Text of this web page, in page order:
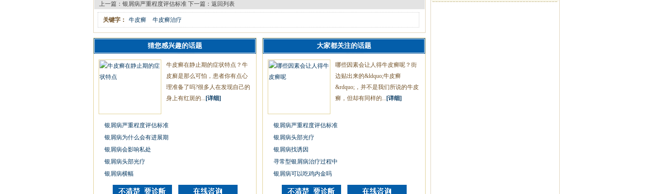
上一篇： 银屑病严重程度评估标准 下一篇： 返回列表
关键字： 牛皮癣 牛皮癣治疗
猜您感兴趣的话题
牛皮癣在静止期的症状特点？牛
皮廯是那么可怕，患者你有点心
理准备了吗?很多人在发现自己的
身上有红斑的... [详细]
银屑病严重程度评估标准
银屑病为什么会有进展期
银屑病会影响私处
银屑病头部光疗
银屑病横幅
大家都关注的话题
哪些因素会让人得牛皮癣呢？街
边贴出来的&ldquo;牛皮癣
&rdquo;，并不是我们所说的牛皮
癣，但却有同样的... [详细]
银屑病严重程度评估标准
银屑病头部光疗
银屑病找诱因
寻常型银屑病治疗过程中
银屑病可以吃鸡内金吗